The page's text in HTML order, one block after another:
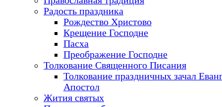
Радость праздника
Рождество Христово
Крещение Господне
Пасха
Преображение Господне
Толкование Священного Писания
Толкование праздничных зачал
Апостол
Жития святых